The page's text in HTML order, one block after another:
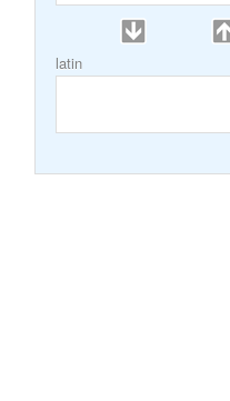
latin